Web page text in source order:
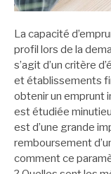
La capacité
profil lors de la
s’agit d’un critère
et établissements
obtenir un emprunt
est étudiée
est d’une grande
remboursement
comment ce